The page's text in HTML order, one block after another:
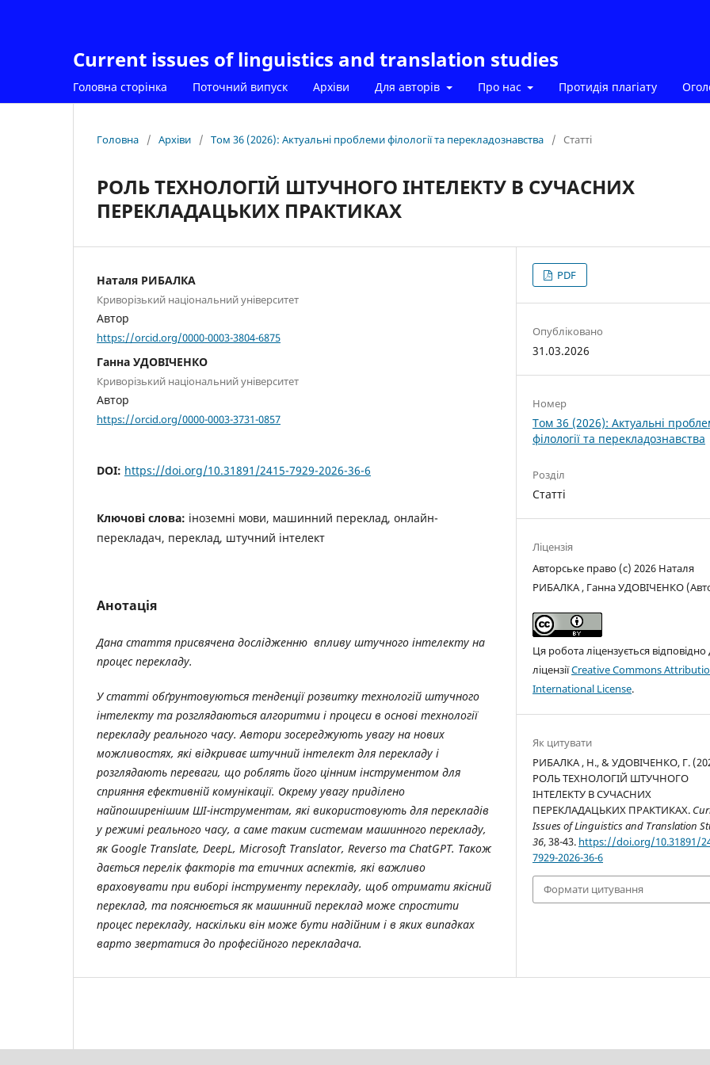
Current issues of linguistics and translation studies
Головна сторінка Поточний випуск Архіви Для авторів Про нас Протидія плагіату
Головна / Архіви / Том 36 (2026): Актуальні проблеми філології та перекладознавства / Статті
РОЛЬ ТЕХНОЛОГІЙ ШТУЧНОГО ІНТЕЛЕКТУ В СУЧАСНИХ
ПЕРЕКЛАДАЦЬКИХ ПРАКТИКАХ
Наталя РИБАЛКА
Криворізький національний університет
Автор
https://orcid.org/0000-0003-3804-6875
Ганна УДОВІЧЕНКО
Криворізький національний університет
Автор
https://orcid.org/0000-0003-3731-0857
DOI: https://doi.org/10.31891/2415-7929-2026-36-6
Ключові слова: іноземні мови, машинний переклад, онлайн-
перекладач, переклад, штучний інтелект
Анотація
Дана стаття присвячена дослідженню впливу штучного інтелекту на
процес перекладу.
У статті обґрунтовуються тенденції розвитку технологій штучного
інтелекту та розглядаються алгоритми і процеси в основі технології
перекладу реального часу. Автори зосереджують увагу на нових
можливостях, які відкриває штучний інтелект для перекладу і
розглядають переваги, що роблять його цінним інструментом для
сприяння ефективній комунікації. Окрему увагу приділено
найпоширенішим ШІ-інструментам, які використовують для перекладів
у режимі реального часу, а саме таким системам машинного перекладу,
як Google Translate, DeepL, Microsoft Translator, Reverso та ChatGPT. Також
дається перелік факторів та етичних аспектів, які важливо
враховувати при виборі інструменту перекладу, щоб отримати якісний
переклад, та пояснюється як машинний переклад може спростити
процес перекладу, наскільки він може бути надійним і в яких випадках
варто звертатися до професійного перекладача.
PDF
Опубліковано
31.03.2026
Номер
Том 36 (2026): Актуальні
філології та перекладознавства
Розділ
Статті
Ліцензія
Авторське право (c) 2026 Наталя
РИБАЛКА , Ганна УДОВІЧЕНКО
Ця робота ліцензується відповідно
ліцензіїCreative Commons
International License.
Як цитувати
РИБАЛКА , Н., & УДОВІЧЕНКО, Г.
РОЛЬ ТЕХНОЛОГІЙ ШТУЧНОГО
ІНТЕЛЕКТУ В СУЧАСНИХ
ПЕРЕКЛАДАЦЬКИХ ПРАКТИКАХ.
Issues of Linguistics and Translation
36, 38-43. https://doi.org/10.31891/
7929-2026-36-6
Формати цитування